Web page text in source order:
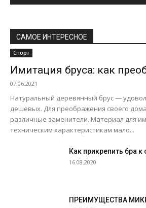
САМОЕ ИНТЕРЕСНОЕ
Спорт
Имитация бруса: как
07.06.2021
Натуральный деревянный брус —
дешевых. Для преображения своего
различные заменители. Материал для
техническим характеристикам мало...
Как прикрепить бра к
16.08.2020
ПРЕИМУЩЕСТВА